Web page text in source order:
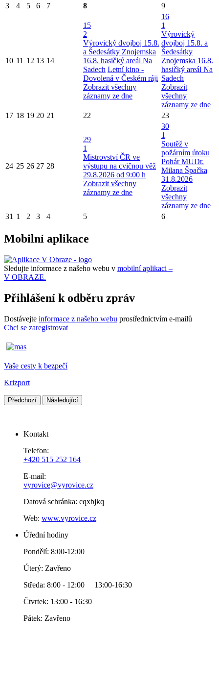
3 4 5 6 7 8 9
10 11 12 13 14
15
2
Výrovický dvojboj 15.8.
a Šedesátky Znojemska
16.8. hasičký areál Na
Sadech Letní kino -
Dovolená v Českém ráji
Zobrazit všechny
záznamy ze dne
16
1
Výrovický
dvojboj 15.8. a
Šedesátky
Znojemska 16.8.
hasičký areál Na
Sadech
Zobrazit
všechny
záznamy ze dne
17 18 19 20 21 22 23
24 25 26 27 28
29
1
Mistrovství ČR ve
výstupu na cvičnou věž
29.8.2026 od 9:00 h
Zobrazit všechny
záznamy ze dne
30
1
Soutěž v
požárním útoku
Pohár MUDr.
Milana Špačka
31.8.2026
Zobrazit
všechny
záznamy ze dne
31 1 2 3 4 5 6
Mobilní aplikace
Sledujte informace z našeho webu v mobilní aplikaci –
V OBRAZE.
Přihlášení k odběru zpráv
Dostávejte informace z našeho webu prostřednictvím e-mailů
Chci se zaregistrovat
Vaše cesty k bezpečí
Krizport
Předchozí Následující
Kontakt
Telefon:
+420 515 252 164
E-mail:
vyrovice@vyrovice.cz
Datová schránka: cqxbjkq
Web: www.vyrovice.cz
Úřední hodiny
Pondělí: 8:00-12:00
Úterý: Zavřeno
Středa: 8:00 - 12:00 13:00-16:30
Čtvrtek: 13:00 - 16:30
Pátek: Zavřeno